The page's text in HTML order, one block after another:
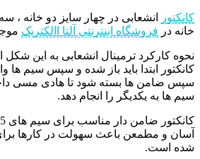
کانکتور
انشعابی در چهار سایز دو خانه ،
خانه در فروشگاه اینترنتی آلتا االکتریک
نحوه کارکرد ترمینال انشعابی به این
کانکتور ابتدا باید باز شده و سپس سیم ها
سپس ضامن ها بسته شود تا هادی مسی
سیم ها به یکدیگر را انجام دهد.
آسان و مطمعن باعث سهولت در کارها
شده است.